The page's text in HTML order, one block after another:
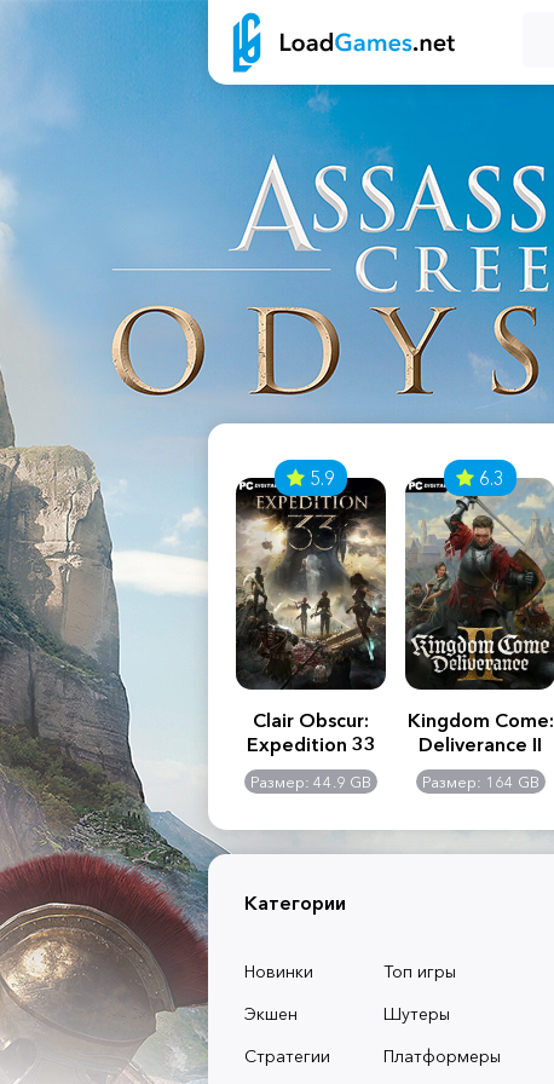
2:
-
GB
Assassin's Creed
Shadows
Размер: 117 GB
5.9
Clair Obscur:
Expedition 33
Размер: 44.9 GB
6.3
Kingdom Come:
Deliverance II
Размер: 164 GB
Категории
Новинки
Топ игры
Экшен
Шутеры
Стратегии
Платформеры